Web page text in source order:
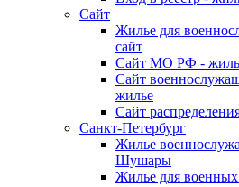
Сайт
Жилье для
сайт
Сайт МО РФ -
Сайт
жилье
Сайт
Санкт-Петербург
Жилье
Шушары
Жилье для военных